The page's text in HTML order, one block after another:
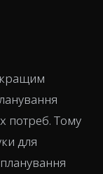
потреб. Тому
для